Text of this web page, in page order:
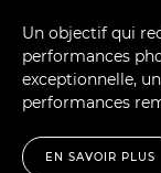
Un objectif qui
performances
exceptionnelle,
performances
EN SAVOIR PLUS